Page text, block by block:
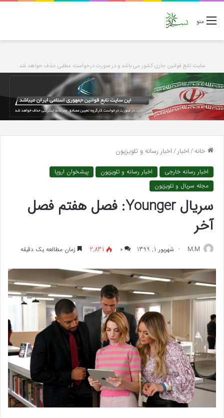
منو
سایت تابع قوانین جاری کشور می باشد و در صورت درخواست مطلبی حذف خواهد شد
خانه/اخبار/اخبار رسانه و تلویزیون
اخبار رسانه خارجی اخبار رسانه و تلویزیون
پیشخوان اروپا
مجله سریال و تلویزیون
سریال Younger: فصل هفتم فصل
آخر
M.M شهریور 1, 1399 ۰ 2,831 زمان مطالعه یک دقیقه